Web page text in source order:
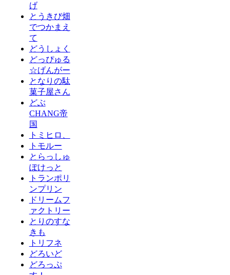
げ
とうきび畑
でつかまえ
て
どうしょく
どっぴゅる
☆げんがー
となりの駄
菓子屋さん
どぶ
CHANG帝
国
トミヒロ、
トモルー
とらっしゅ
ぽけっと
トランポリ
ンプリン
ドリームフ
ァクトリー
とりのすな
きも
トリフネ
どろいど
どろっぷ